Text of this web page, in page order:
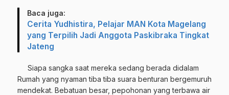
Baca juga:
Cerita Yudhistira, Pelajar MAN Kota Magelang
yang Terpilih Jadi Anggota Paskibraka Tingkat
Jateng
Siapa sangka saat mereka sedang berada didalam
Rumah yang nyaman tiba tiba suara benturan bergemuruh
mendekat. Bebatuan besar, pepohonan yang terbawa air